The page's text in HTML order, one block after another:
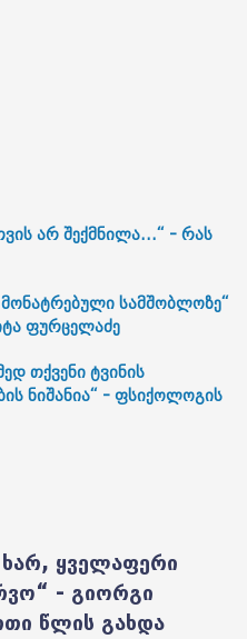
არ შექმნილა...“ - რას
სამშობლოზე“
ფურცელაძე
თქვენი ტვინის
ნიშანია“ - ფსიქოლოგის
ხარ, ყველაფერი
- გიორგი
წლის გახდა